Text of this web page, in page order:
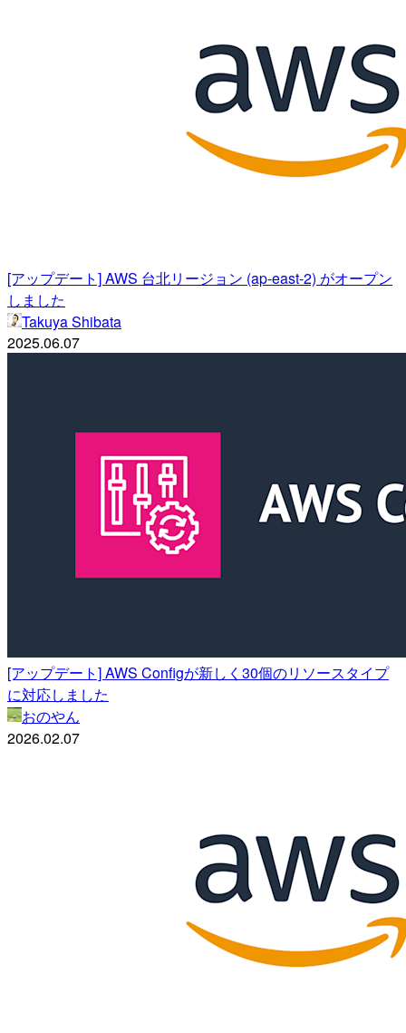
[アップデート] AWS 台北リージョン (ap-east-2) がオープン
しました
Takuya Shibata
2025.06.07
[アップデート] AWS Configが新しく30個のリソースタイプ
に対応しました
おのやん
2026.02.07